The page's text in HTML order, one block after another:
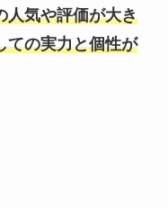
人気や評価が大き
ての実力と個性が